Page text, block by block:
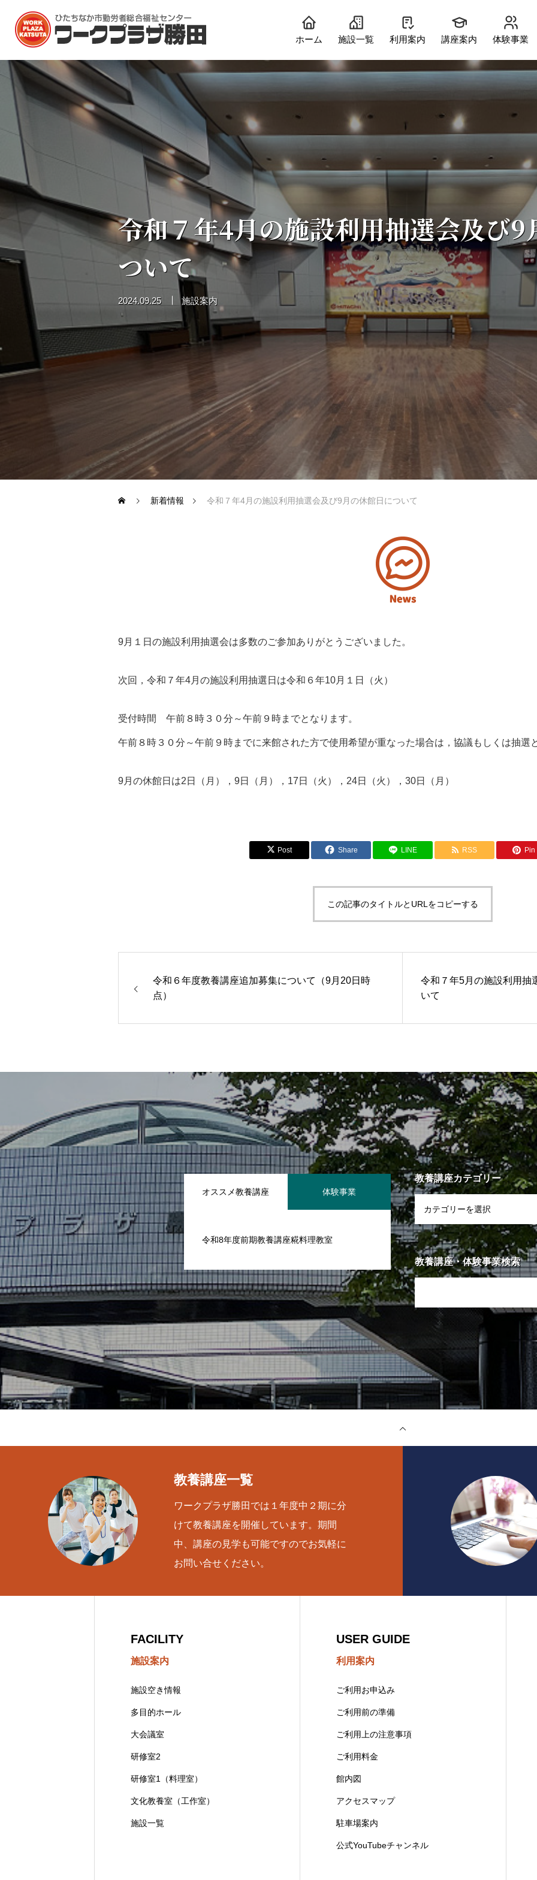
ホーム 施設一覧 利用案内 講座案内 体験事業
ホーム
多目的ホール 大会議室 中会議室
研修室1（料理室） 文化教養室（工作室） 和室
利用案内
ご利用前の準備
新着情報
財団管理施設
施設空き情報
ホーム 財団情報 個人情報保護方針 免責事項
公式SNS運用方針
お問い合せ
フリーWi-Fi 利用規約
令和７年4月の施設利用抽選会及び9
ついて
2024.09.25 施設案内
新着情報 令和７年4月の施設利用抽選会及び9月の休館日について
9月１日の施設利用抽選会は多数のご参加ありがとうございました。
次回，令和７年4月の施設利用抽選日は令和６年10月１日（火）
受付時間 午前８時３０分～午前９時までとなります。
午前８時３０分～午前９時までに来館された方で使用希望が重なった場合は，協議もしくは抽選
9月の休館日は2日（月），9日（月），17日（火），24日（火），30日（月）
Post Share LINE RSS Pin
この記事のタイトルとURLをコピーする
令和６年度教養講座追加募集について（9月20日時
点）
令和７年5月の施設利用抽
いて
オススメ教養講座 体験事業
令和8年度前期教養講座糀料理教室
教養講座カテゴリー
教養講座・体験事業検索
教養講座一覧
ワークプラザ勝田では１年度中２期に分
けて教養講座を開催しています。期間
中、講座の見学も可能ですのでお気軽に
お問い合せください。
FACILITY
施設案内
施設空き情報
多目的ホール
大会議室
研修室2
研修室1（料理室）
文化教養室（工作室）
施設一覧
USER GUIDE
利用案内
ご利用お申込み
ご利用前の準備
ご利用上の注意事項
ご利用料金
館内図
アクセスマップ
駐車場案内
公式YouTubeチャンネル